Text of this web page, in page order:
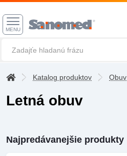
MENU
Katalog produktov Obuv
Letná obuv
Najpredávanejšie produkty